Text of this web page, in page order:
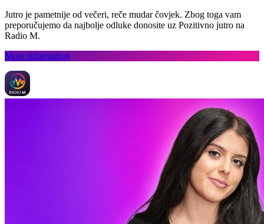
Jutro je pametnije od večeri, reče mudar čovjek. Zbog toga vam
preporučujemo da najbolje odluke donosite uz Pozitivno jutro na
Radio M.
More information